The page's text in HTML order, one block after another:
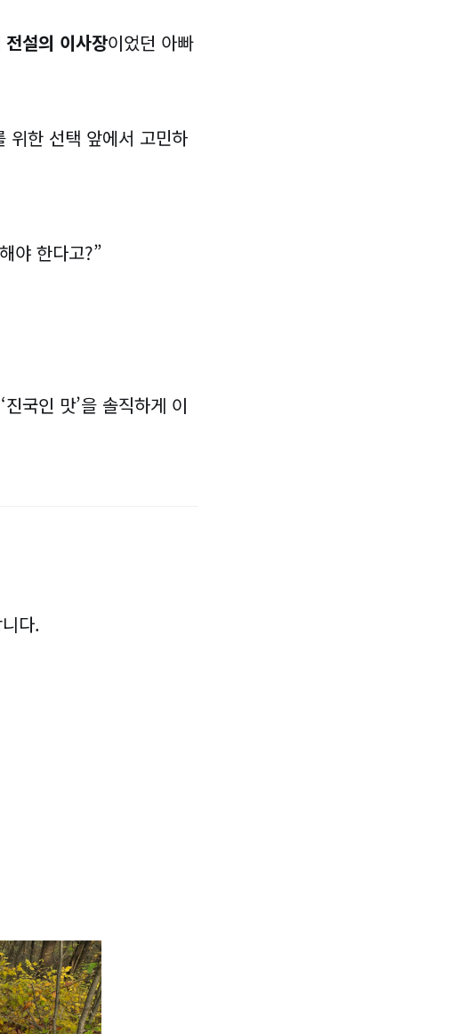
전설의 이사장이었던 아빠
위한 선택 앞에서 고민하
야 한다고?”
국인 맛’을 솔직하게 이
다.